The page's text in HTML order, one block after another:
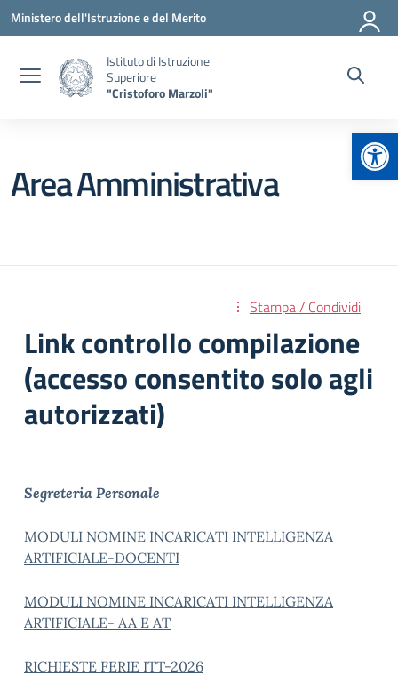
Vai ai contenuti
Vai al menu di navigazione
Vai al footer
Ministero dell'Istruzione e del Merito
Istituto di Istruzione
Superiore
"Cristoforo Marzoli"
Area Amministrativa
Stampa / Condividi
Link controllo compilazione
(accesso consentito solo agli
autorizzati)
Segreteria Personale
MODULI NOMINE INCARICATI INTELLIGENZA
ARTIFICIALE-DOCENTI
MODULI NOMINE INCARICATI INTELLIGENZA
ARTIFICIALE- AA E AT
RICHIESTE FERIE ITT-2026